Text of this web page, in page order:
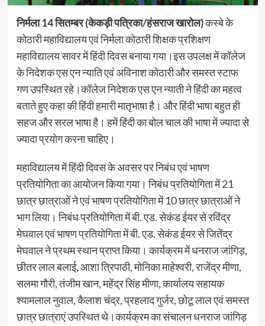
निर्मला 14 सितम्बर (केकड़ी पत्रिका/हंसराज खारोल)कस्बे के
कोठारी महाविद्यालय एवं निर्मला कोठारी शिक्षक प्रशिक्षण
महाविद्यालय सावर में हिंदी दिवस बनाया गया।इस उपलक्ष में कॉलेज
के निदेशक एस एन न्याति एवं अविनाश कोठारी और समस्त स्टाफ
गण उपस्थित रहे।कॉलेज निदेशक एस एन न्याती ने हिंदी का महत्व
बताते हुए कहा की हिंदी हमारी मातृभाषा है। और हिंदी भाषा बहुत ही
सहज और सरल भाषा है। हमें हिंदी का बोल चाल की भाषा में ज्यादा से
ज्यादा प्रयोग करना चाहिए।
महाविद्यालय में हिंदी दिवस के अवसर पर निबंध एवं भाषण
प्रतियोगिता का आयोजन किया गया। निबंध प्रतियोगिता में 21
छात्र छात्राओं ने एवं भाषण प्रतियोगिता में 10 छात्र छात्राओं ने
भाग लिया। निबंध प्रतियोगिता में बी. एड. सेकंड ईयर से रविंद्र
मेघवाल एवं भाषण प्रतियोगिता में बी. एड. सेकंड ईयर से जितेंद्र
मेघवाल ने प्रथम स्थान प्राप्त किया। कार्यक्रम में धनराज जांगिड़,
छीतर लाल बलाई, आशा त्रिपाठी, मोनिका माहेश्वरी, राजेंद्र मीणा,
सलमा गौरी, तंजीम खान, महेंद्र सिंह मीणा, कार्यालय सहायक
श्यामलाल नुवाल, कैलाश चंद्र, प्रहलाद गुर्जर, छोटू लाल एवं समस्त
छात्र छात्राएं उपस्थित थे।कार्यक्रम का संचालन धनराज जांगिड़